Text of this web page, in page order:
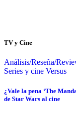
TV y Cine
Análisis/Reseña/
Series y cine Versus
¿Vale la pena ‘The
de Star Wars al cine